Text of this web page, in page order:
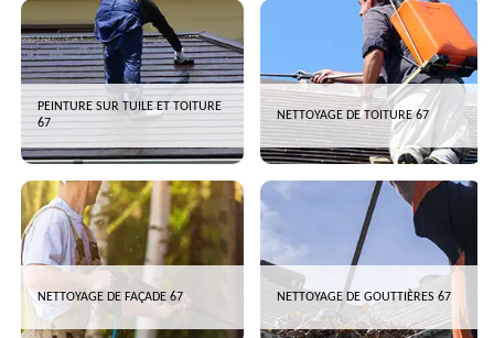
PEINTURE SUR TUILE ET TOITURE
67
NETTOYAGE DE TOITURE 67
NETTOYAGE DE FAÇADE 67 NETTOYAGE DE GOUTTIÈRES 67